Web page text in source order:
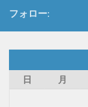
フォロー:
日
月